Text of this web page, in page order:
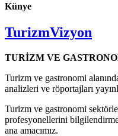
Künye
TurizmVizyon
TURİZM VE
Turizm ve gastronomi
analizleri ve röportajları
Turizm ve gastronomi
profesyonellerini
ana amacımız.